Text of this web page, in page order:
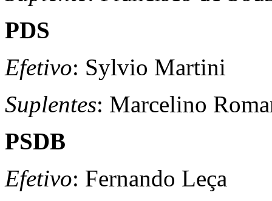
PDS
Efetivo: Sylvio Martini
Suplentes: Marcelino
PSDB
Efetivo: Fernando Leça